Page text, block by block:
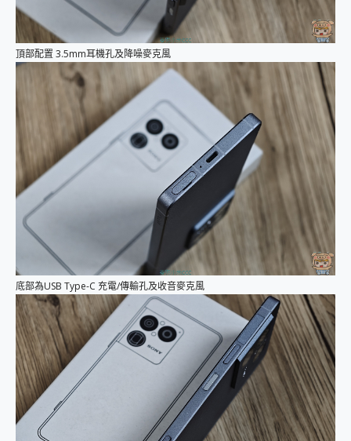
頂部配置 3.5mm耳機孔及降噪麥克風
底部為USB Type-C 充電/傳輸孔及收音麥克風